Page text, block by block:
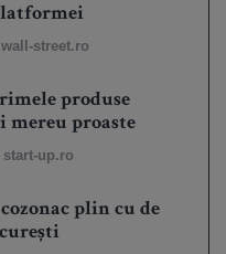
wall-street.ro
produse
mereu proaste
start-up.ro
cozonac plin cu de